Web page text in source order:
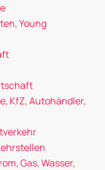
Young
KfZ, Autohändler,
Gas, Wasser,